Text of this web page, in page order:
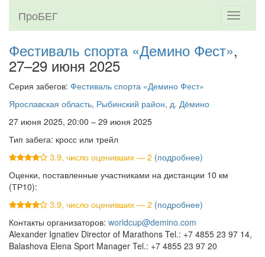
Toggle
ПроБЕГ
Фестиваль спорта «Демино Фест»,
27–29 июня 2025
Серия забегов: Фестиваль спорта «Демино Фест»
Ярославская область, Рыбинский район, д. Дёмино
27 июня 2025, 20:00 – 29 июня 2025
Тип забега: кросс или трейл
3.9, число оценивших — 2 (подробнее)
Оценки, поставленные участниками на дистанции 10 км
(ТР10):
3.9, число оценивших — 2 (подробнее)
Контакты организаторов: worldcup@demino.com
Alexander Ignatiev Director of Marathons Tel.: +7 4855 23 97 14,
Balashova Elena Sport Manager Tel.: +7 4855 23 97 20